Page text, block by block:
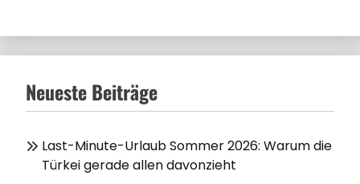
Neueste Beiträge
Last-Minute-Urlaub Sommer 2026: Warum die
Türkei gerade allen davonzieht